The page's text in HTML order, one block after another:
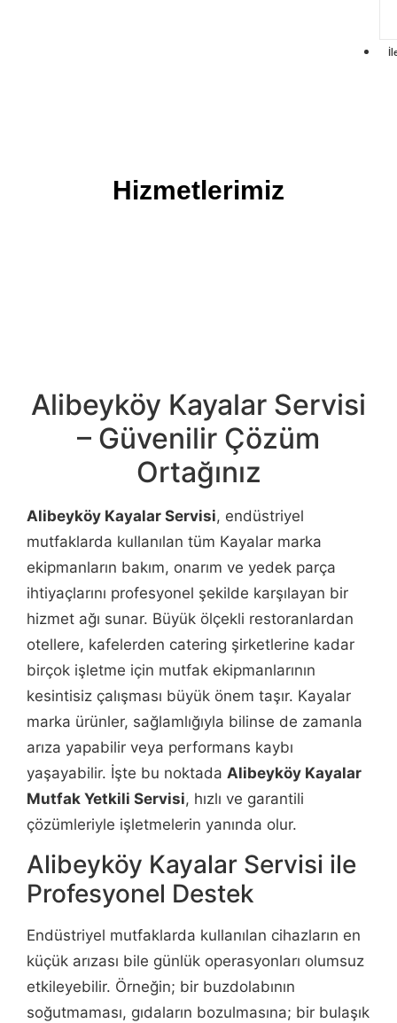
Hizmetlerimiz
Alibeyköy Kayalar Servisi
– Güvenilir Çözüm
Ortağınız
Alibeyköy Kayalar Servisi, endüstriyel
mutfaklarda kullanılan tüm Kayalar marka
ekipmanların bakım, onarım ve yedek parça
ihtiyaçlarını profesyonel şekilde karşılayan bir
hizmet ağı sunar. Büyük ölçekli restoranlardan
otellere, kafelerden catering şirketlerine kadar
birçok işletme için mutfak ekipmanlarının
kesintisiz çalışması büyük önem taşır. Kayalar
marka ürünler, sağlamlığıyla bilinse de zamanla
arıza yapabilir veya performans kaybı
yaşayabilir. İşte bu noktada Alibeyköy Kayalar
Mutfak Yetkili Servisi, hızlı ve garantili
çözümleriyle işletmelerin yanında olur.
Alibeyköy Kayalar Servisi ile
Profesyonel Destek
Endüstriyel mutfaklarda kullanılan cihazların en
küçük arızası bile günlük operasyonları olumsuz
etkileyebilir. Örneğin; bir buzdolabının
soğutmaması, gıdaların bozulmasına; bir bulaşık